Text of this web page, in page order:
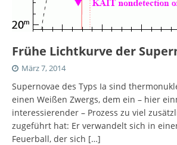
Frühe Lichtkurve der
März 7, 2014
Supernovae des Typs Ia sind
einen Weißen Zwergs, dem ein – hier
interessierender – Prozess zu viel
zugeführt hat: Er verwandelt sich in
Feuerball, der sich […]